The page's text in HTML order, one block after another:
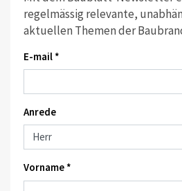
regelmässig relevante,
aktuellen Themen der
E-mail *
Anrede
Vorname *